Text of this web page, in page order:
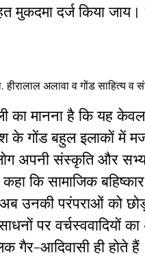
मुकदमा दर्ज किया
हीरालाल अलावा व गोंड साहित्य व
का मानना है कि यह
के गोंड बहुल इलाकों
अपनी संस्कृति और
कि सामाजिक
उनकी परंपराओं को
पर वर्चस्ववादियों
गैर-आदिवासी ही होते